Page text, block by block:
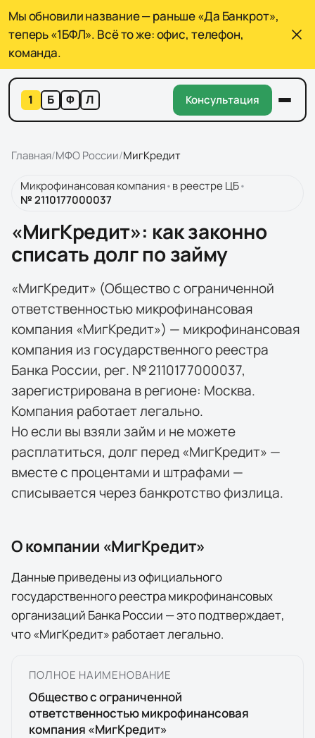
Мы обновили название — раньше «Да Банкрот»,
теперь «1БФЛ». Всё то же: офис, телефон,
команда.
1 Б Ф Л Консультация
Главная/МФО России/МигКредит
Микрофинансовая компания•в реестре ЦБ•
№2110177000037
«МигКредит»: как законно
списать долг по займу
«МигКредит» (Общество с ограниченной
ответственностью микрофинансовая
компания «МигКредит») — микрофинансовая
компания из государственного реестра
Банка России, рег. № 2110177000037,
зарегистрирована в регионе: Москва.
Компания работает легально.
Но если вы взяли займ и не можете
расплатиться, долг перед «МигКредит» —
вместе с процентами и штрафами —
списывается через банкротство физлица.
О компании «МигКредит»
Данные приведены из официального
государственного реестра микрофинансовых
организаций Банка России — это подтверждает,
что«МигКредит» работает легально.
ПОЛНОЕ НАИМЕНОВАНИЕ
Общество с ограниченной
ответственностью микрофинансовая
компания «МигКредит»